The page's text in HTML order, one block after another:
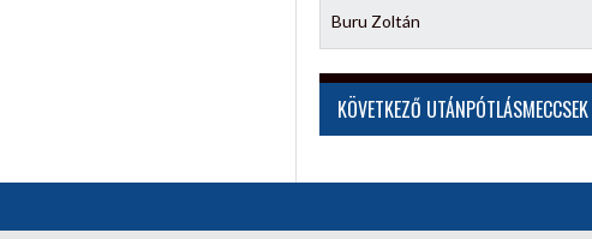
Buru Zoltán
KÖVETKEZŐ UTÁNPÓTLÁSMECCSEK